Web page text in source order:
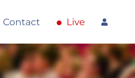
Contact Live
05